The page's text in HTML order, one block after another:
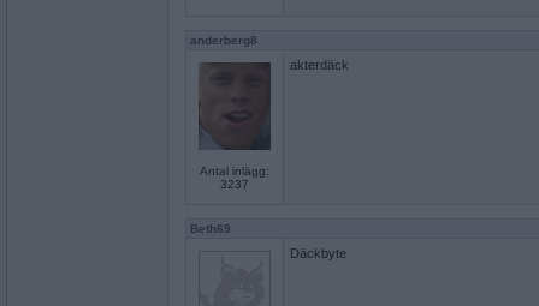
anderberg8
Antal inlägg:
3237
akterdäck
Beth69
Däckbyte